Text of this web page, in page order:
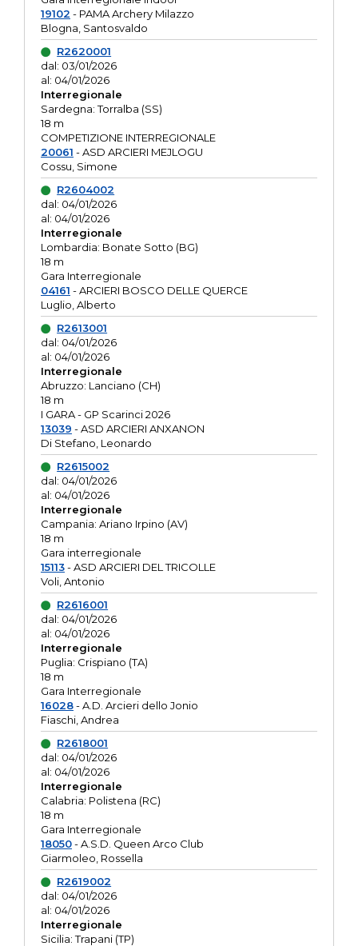
19102 - PAMA Archery Milazzo
Blogna, Santosvaldo
R2620001
dal: 03/01/2026
al: 04/01/2026
Interregionale
Sardegna: Torralba (SS)
18 m
COMPETIZIONE INTERREGIONALE
20061 - ASD ARCIERI MEJLOGU
Cossu, Simone
R2604002
dal: 04/01/2026
al: 04/01/2026
Interregionale
Lombardia: Bonate Sotto (BG)
18 m
Gara Interregionale
04161 - ARCIERI BOSCO DELLE QUERCE
Luglio, Alberto
R2613001
dal: 04/01/2026
al: 04/01/2026
Interregionale
Abruzzo: Lanciano (CH)
18 m
I GARA - GP Scarinci 2026
13039 - ASD ARCIERI ANXANON
Di Stefano, Leonardo
R2615002
dal: 04/01/2026
al: 04/01/2026
Interregionale
Campania: Ariano Irpino (AV)
18 m
Gara interregionale
15113- ASD ARCIERI DEL TRICOLLE
Voli, Antonio
R2616001
dal: 04/01/2026
al: 04/01/2026
Interregionale
Puglia: Crispiano (TA)
18 m
Gara Interregionale
16028- A.D. Arcieri dello Jonio
Fiaschi, Andrea
R2618001
dal: 04/01/2026
al: 04/01/2026
Interregionale
Calabria: Polistena (RC)
18 m
Gara Interregionale
18050- A.S.D. Queen Arco Club
Giarmoleo, Rossella
R2619002
dal: 04/01/2026
al: 04/01/2026
Interregionale
Sicilia: Trapani (TP)